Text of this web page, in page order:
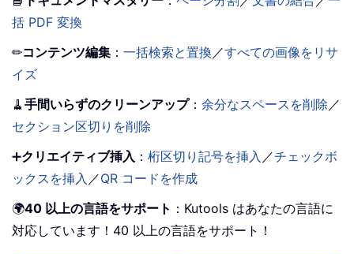
括 PDF 変換
✏コンテンツ編集 ： 一括検索と置換 ／すべての画像をリサ
イズ
🧹 手間いらずのクリーンアップ： 余分なスペースを削除 ／
セクション区切りを削除
➕クリエイティブ挿入 ： 桁区切り記号を挿入 ／チェックボ
ックスを挿入 ／QR コードを作成
🌍40 以上の言語をサポート ：Kutools はあなたの言語に
対応しています！40 以上の言語をサポート！